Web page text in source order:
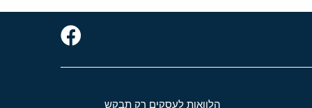
הלוואות לעסקים רק תבקש